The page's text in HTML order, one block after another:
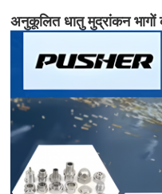
अनुकूलित धातु मुद्रांकन भागों